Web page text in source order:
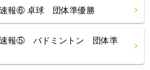
報⑥ 卓球 団体準優勝
報⑤ バドミントン 団体準